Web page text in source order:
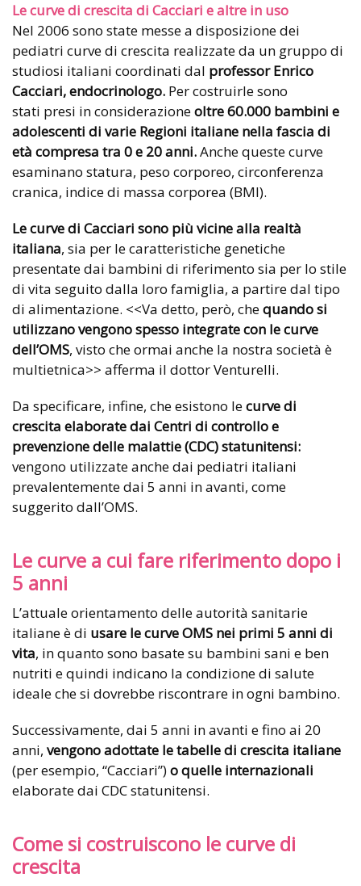
Le curve di crescita di Cacciari e altre in uso
Nel 2006 sono state messe a disposizione dei
pediatri curve di crescita realizzate da un gruppo di
studiosi italiani coordinati dal professor Enrico
Cacciari, endocrinologo. Per costruirle sono
stati presi in considerazioneoltre 60.000 bambini e
adolescenti di varie Regioni italiane nella fascia di
età compresa tra 0 e 20 anni.Anche queste curve
esaminano statura, peso corporeo, circonferenza
cranica, indice di massa corporea (BMI).
Le curve di Cacciari sono più vicine alla realtà
italiana, sia per le caratteristiche genetiche
presentate dai bambini di riferimento sia per lo stile
di vita seguito dalla loro famiglia, a partire dal tipo
di alimentazione. <<Va detto, però, chequando si
utilizzano vengono spesso integrate con le curve
dell’OMS, visto che ormai anche la nostra società è
multietnica>> afferma il dottor Venturelli.
Da specificare, infine, che esistono lecurve di
crescita elaborate dai Centri di controllo e
prevenzione delle malattie (CDC) statunitensi:
vengono utilizzate anche dai pediatri italiani
prevalentemente dai 5 anni in avanti, come
suggerito dall’OMS.
Le curve a cui fare riferimento dopo i
5 anni
L’attuale orientamento delle autorità sanitarie
italiane è di usare le curve OMS nei primi 5 anni di
vita, in quanto sono basate su bambini sani e ben
nutriti e quindi indicano la condizione di salute
ideale che si dovrebbe riscontrare in ogni bambino.
Successivamente, dai 5 anni in avanti e fino ai 20
anni, vengono adottate le tabelle di crescita italiane
(per esempio, “Cacciari”)o quelle internazionali
elaborate dai CDC statunitensi.
Come si costruiscono le curve di
crescita